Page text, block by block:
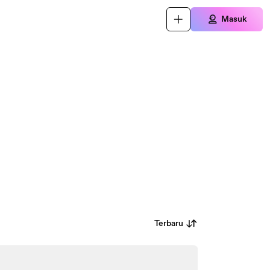
Masuk
Terbaru